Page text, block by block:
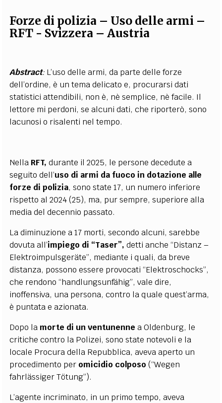
Forze di polizia – Uso delle armi –
RFT - Svizzera – Austria
Abstract: L’uso delle armi, da parte delle forze
dell’ordine, è un tema delicato e, procurarsi dati
statistici attendibili, non è, nè semplice, nè facile. Il
lettore mi perdoni, se alcuni dati, che riporterò, sono
lacunosi o risalenti nel tempo.
Nella RFT, durante il 2025, le persone decedute a
seguito dell’uso di armi da fuoco in dotazione alle
forze di polizia, sono state 17, un numero inferiore
rispetto al 2024 (25), ma, pur sempre, superiore alla
media del decennio passato.
La diminuzione a 17 morti, secondo alcuni, sarebbe
dovuta all’impiego di “Taser”, detti anche “Distanz –
Elektroimpulsgeräte”, mediante i quali, da breve
distanza, possono essere provocati “Elektroschocks”,
che rendono “handlungsunfähig”, vale dire,
inoffensiva, una persona, contro la quale quest’arma,
è puntata e azionata.
Dopo la morte di un ventunenne a Oldenburg, le
critiche contro la Polizei, sono state notevoli e la
locale Procura della Repubblica, aveva aperto un
procedimento per omicidio colposo (“Wegen
fahrlässiger Tötung”).
L’agente incriminato, in un primo tempo, aveva